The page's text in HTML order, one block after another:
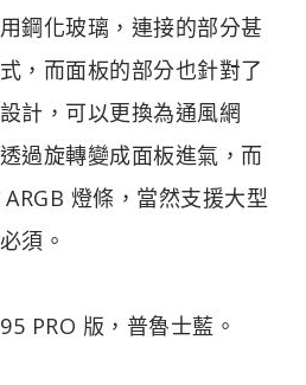
鋼化玻璃，連接的部分甚
，而面板的部分也針對了
計，可以更換為通風網
過旋轉變成面板進氣，而
燈條，當然支援大型
須。
PRO 版，普魯士藍。